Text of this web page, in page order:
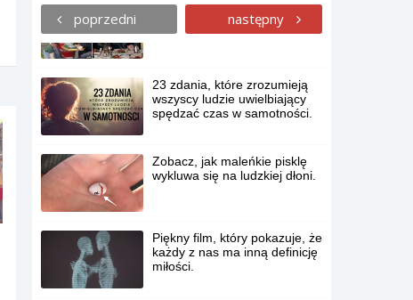
poprzedni następny
Jak imprezuje się w Rosji?
23 zdania, które zrozumieją
wszyscy ludzie uwielbiający
spędzać czas w samotności.
Zobacz, jak maleńkie pisklę
wykluwa się na ludzkiej dłoni.
Piękny film, który pokazuje, że
każdy z nas ma inną definicję
miłości.